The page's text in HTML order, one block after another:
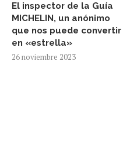
El inspector de la Guía
MICHELIN, un anónimo
que nos puede convertir
en «estrella»
26 noviembre 2023